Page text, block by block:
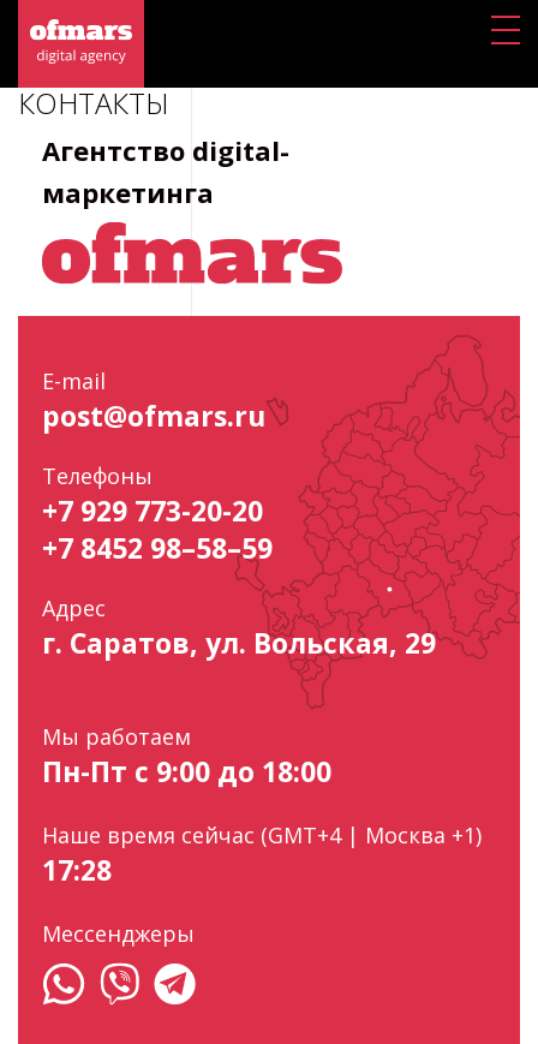
КОНТАКТЫ
Агентство digital-
маркетинга
E-mail
post@ofmars.ru
Телефоны
+7 929 773-20-20
+7 8452 98–58–59
Адрес
г. Саратов, ул. Вольская, 29
Мы работаем
Пн-Пт с 9:00 до 18:00
Наше время сейчас (GMT+4 | Москва +1)
17:28
Мессенджеры